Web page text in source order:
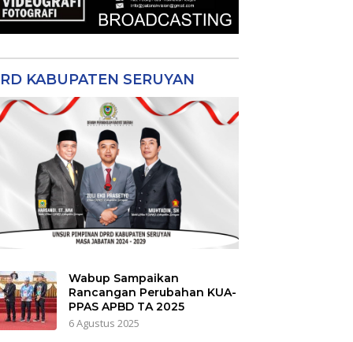
KABUPATEN SERUYAN
Wabup Sampaikan
Rancangan Perubahan KUA-
PPAS APBD TA 2025
6 Agustus 2025